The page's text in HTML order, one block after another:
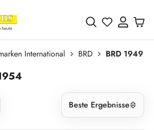
Du hast 0
International BRD BRD 1949 -
Beste Ergebnisse